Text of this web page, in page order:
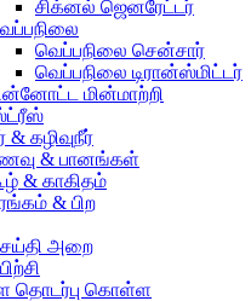
சிக்னல் ஜெனரேட்டர்
வெப்பநிலை சென்சார்
வெப்பநிலை டிரான்ஸ்மிட்டர்
மின்மாற்றி
& கழிவுநீர்
& பானங்கள்
& காகிதம்
& பிற
அறை
தொடர்பு கொள்ள